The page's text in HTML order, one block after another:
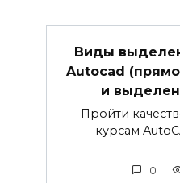
Виды
Autocad
и
Пройти
курсам
0